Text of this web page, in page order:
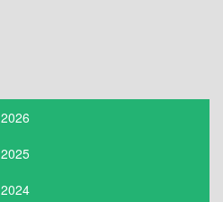
2026
2025
2024